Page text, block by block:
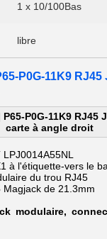
1 x 10/100Bas
libre
P0G-11K9
P65-P0G-11K9 RJ45
carte à angle droit
LPJ0014A55NL
à l'étiquette-vers le
du trou RJ45
Magjack de 21.3mm
modulaire,